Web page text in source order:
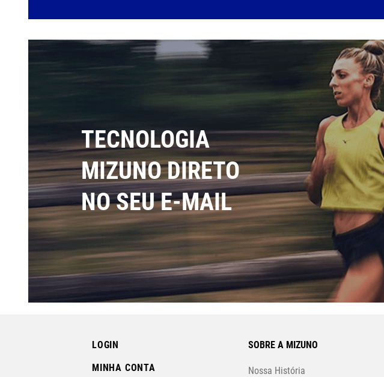
TECNOLOGIA
MIZUNO DIRETO
NO SEU E-MAIL
LOGIN
MINHA CONTA
SOBRE A MIZUNO
Nossa História